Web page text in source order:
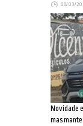
08/03/
Novidade
mas